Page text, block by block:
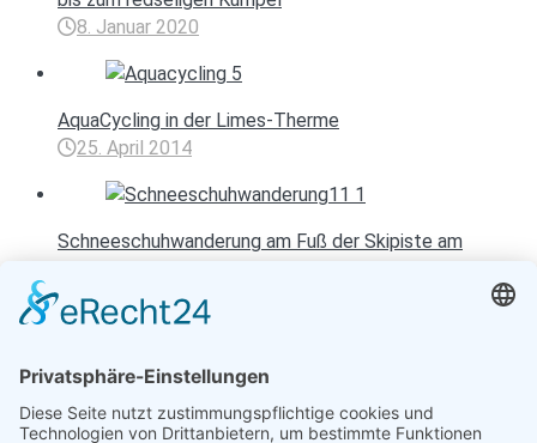
8. Januar 2020
AquaCycling in der Limes-Therme
25. April 2014
Schneeschuhwanderung am Fuß der Skipiste am
12. Dezember 2012